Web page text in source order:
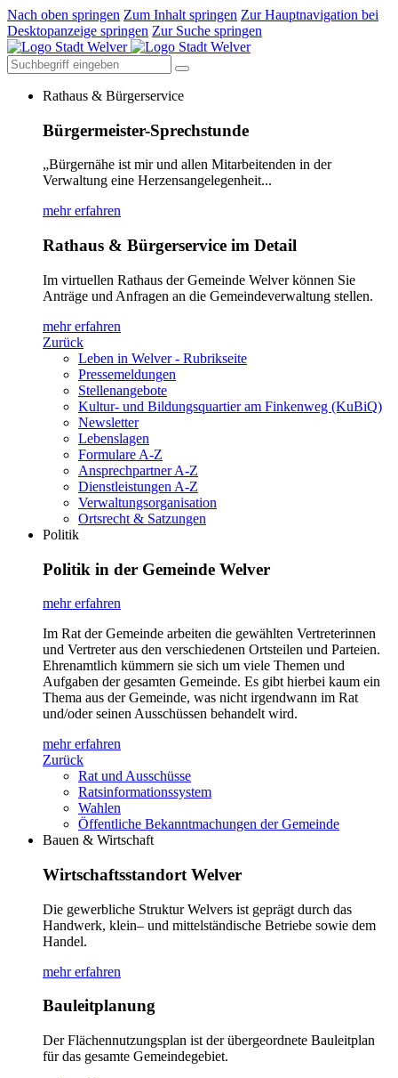
Nach oben springen Zum Inhalt springen Zur Hauptnavigation bei
Desktopanzeige springen Zur Suche springen
Rathaus & Bürgerservice
Bürgermeister-Sprechstunde
„Bürgernähe ist mir und allen Mitarbeitenden in der
Verwaltung eine Herzensangelegenheit...
mehr erfahren
Rathaus & Bürgerservice im Detail
Im virtuellen Rathaus der Gemeinde Welver können Sie
Anträge und Anfragen an die Gemeindeverwaltung stellen.
mehr erfahren
Zurück
Leben in Welver - Rubrikseite
Pressemeldungen
Stellenangebote
Kultur- und Bildungsquartier am Finkenweg (KuBiQ)
Newsletter
Lebenslagen
Formulare A-Z
Ansprechpartner A-Z
Dienstleistungen A-Z
Verwaltungsorganisation
Ortsrecht & Satzungen
Politik
Politik in der Gemeinde Welver
mehr erfahren
Im Rat der Gemeinde arbeiten die gewählten Vertreterinnen
und Vertreter aus den verschiedenen Ortsteilen und Parteien.
Ehrenamtlich kümmern sie sich um viele Themen und
Aufgaben der gesamten Gemeinde. Es gibt hierbei kaum ein
Thema aus der Gemeinde, was nicht irgendwann im Rat
und/oder seinen Ausschüssen behandelt wird.
mehr erfahren
Zurück
Rat und Ausschüsse
Ratsinformationssystem
Wahlen
Öffentliche Bekanntmachungen der Gemeinde
Bauen & Wirtschaft
Wirtschaftsstandort Welver
Die gewerbliche Struktur Welvers ist geprägt durch das
Handwerk, klein– und mittelständische Betriebe sowie dem
Handel.
mehr erfahren
Bauleitplanung
Der Flächennutzungsplan ist der übergeordnete Bauleitplan
für das gesamte Gemeindegebiet.